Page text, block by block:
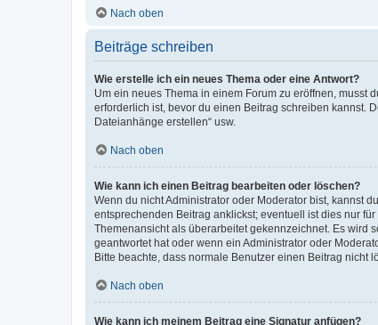
Nach oben
Beiträge schreiben
Wie erstelle ich ein neues Thema oder eine Antwort?
Um ein neues Thema in einem Forum zu eröffnen, musst
erforderlich ist, bevor du einen Beitrag schreiben kannst.
Dateianhänge erstellen“ usw.
Nach oben
Wie kann ich einen Beitrag bearbeiten oder löschen?
Wenn du nicht Administrator oder Moderator bist, kannst
entsprechenden Beitrag anklickst; eventuell ist dies nur
Themenansicht als überarbeitet gekennzeichnet. Es wird
geantwortet hat oder wenn ein Administrator oder
Bitte beachte, dass normale Benutzer einen Beitrag nicht
Nach oben
Wie kann ich meinem Beitrag eine Signatur anfügen?